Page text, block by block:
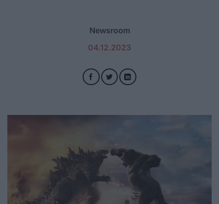
Newsroom
04.12.2023